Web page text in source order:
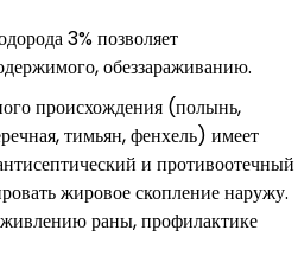
3% позволяет
обеззараживанию.
происхождения (полынь,
тимьян, фенхель) имеет
и противоотечный
жировое скопление наружу.
раны, профилактике